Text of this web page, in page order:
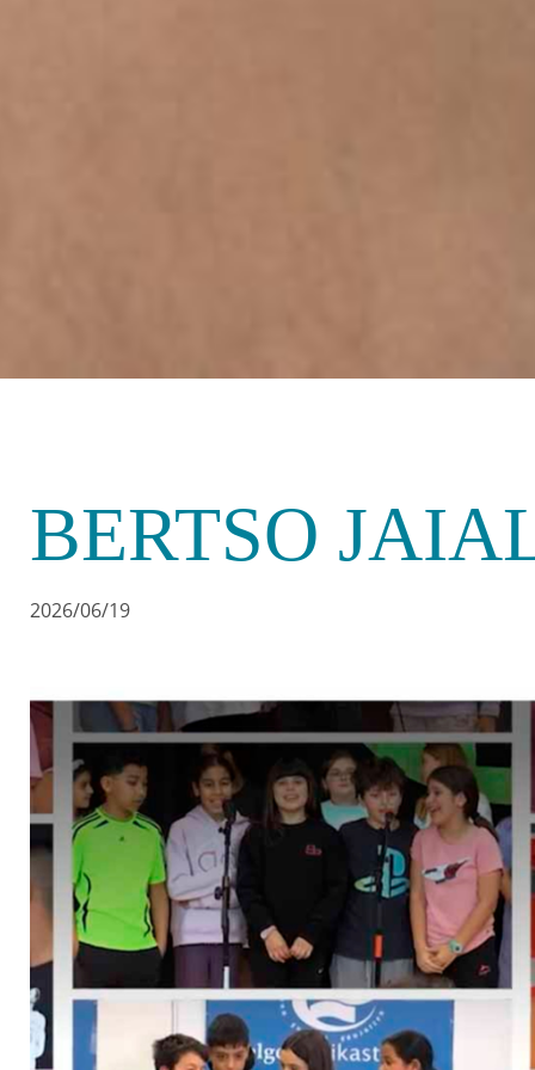
BERTSO
2026/06/19
Irudia